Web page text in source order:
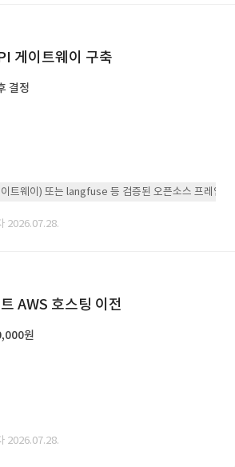
게이트웨이 구축
결정
트웨이) 또는 langfuse 등 검증된 오픈소스 프레임워
2026.07.28.
AWS 호스팅 이전
원
2026.07.28.